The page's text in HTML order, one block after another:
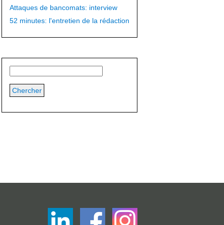
Attaques de bancomats: interview
52 minutes: l'entretien de la rédaction